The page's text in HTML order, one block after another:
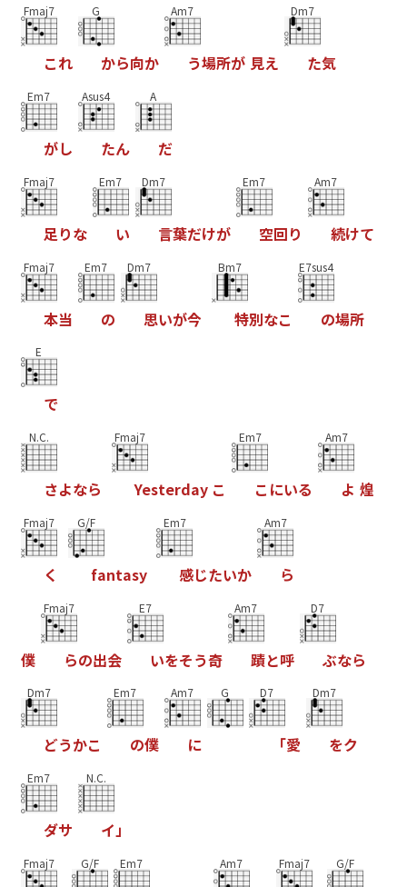
Fmaj7
これ
G
から向か
Am7
う場所が 見え
Dm7
た気
Em7
がし
Asus4
たん
A
だ
Fmaj7
足りな
Em7
い
Dm7
言葉だけが
Em7
空回り
Am7
続けて
Fmaj7
本当
Em7
の
Dm7
思いが今
Bm7
特別なこ
E7sus4
の場所
E
で
N.C.
さよなら
Fmaj7
Yesterday こ
Em7
こ にいる
Am7
よ 煌
Fmaj7
く
G/F
fantasy
Em7
感じたいか
Am7
ら
僕
Fmaj7
らの出会
E7
いをそう奇
Am7
蹟と呼
D7
ぶなら
Dm7
どうかこ
Em7
の僕
Am7
に
G D7
「愛
Dm7
をク
Em7
ダサ
N.C.
イ」
Fmaj7 G/F Em7 Am7 Fmaj7 G/F